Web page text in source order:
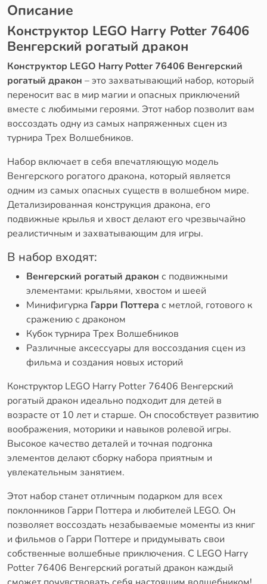
Описание
Конструктор LEGO Harry Potter 76406
Венгерский рогатый дракон
Конструктор LEGO Harry Potter 76406 Венгерский
рогатый дракон – это захватывающий набор, который
переносит вас в мир магии и опасных приключений
вместе с любимыми героями. Этот набор позволит вам
воссоздать одну из самых напряженных сцен из
турнира Трех Волшебников.
Набор включает в себя впечатляющую модель
Венгерского рогатого дракона, который является
одним из самых опасных существ в волшебном мире.
Детализированная конструкция дракона, его
подвижные крылья и хвост делают его чрезвычайно
реалистичным и захватывающим для игры.
В набор входят:
Венгерский рогатый дракон с подвижными
элементами: крыльями, хвостом и шеей
Минифигурка Гарри Поттера с метлой, готового к
сражению с драконом
Кубок турнира Трех Волшебников
Различные аксессуары для воссоздания сцен из
фильма и создания новых историй
Конструктор LEGO Harry Potter 76406 Венгерский
рогатый дракон идеально подходит для детей в
возрасте от 10 лет и старше. Он способствует развитию
воображения, моторики и навыков ролевой игры.
Высокое качество деталей и точная подгонка
элементов делают сборку набора приятным и
увлекательным занятием.
Этот набор станет отличным подарком для всех
поклонников Гарри Поттера и любителей LEGO. Он
позволяет воссоздать незабываемые моменты из книг
и фильмов о Гарри Поттере и придумывать свои
собственные волшебные приключения. С LEGO Harry
Potter 76406 Венгерский рогатый дракон каждый